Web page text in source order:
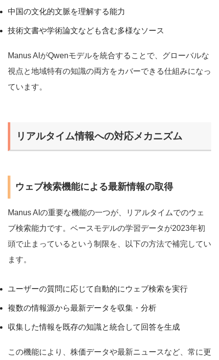
中国の文化的文脈を理解する能力
技術文書や学術論文なども含む多様なソース
Manus AIがQwenモデルを統合することで、グローバルな
視点と地域特有の知識の両方をカバーできる仕組みになっ
ています。
リアルタイム情報への対応メカニズム
ウェブ検索機能による最新情報の取得
Manus AIの重要な機能の一つが、リアルタイムでのウェ
ブ検索能力です。ベースモデルの学習データが2023年初
頭で止まっているという制限を、以下の方法で補完してい
ます。
ユーザーの質問に応じて自動的にウェブ検索を実行
複数の情報源から最新データを収集・分析
収集した情報を既存の知識と統合して回答を生成
この機能により、株価データや最新ニュースなど、常に更